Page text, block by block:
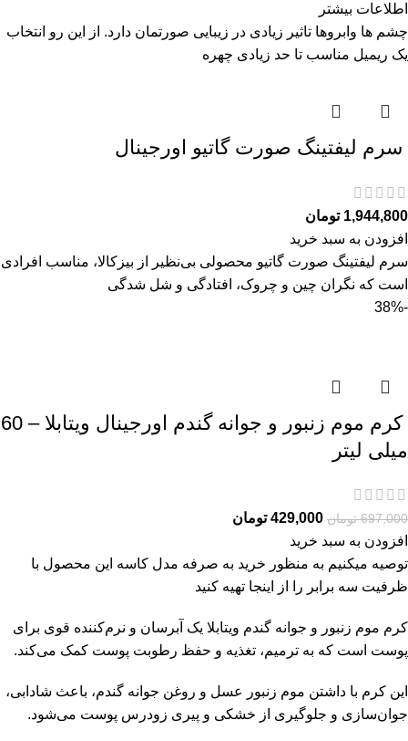
اطلاعات بیشتر
چشم ها وابروها تاثیر زیادی در زیبایی صورتمان دارد. از این رو انتخاب
یک ریمیل مناسب تا حد زیادی چهره
سرم ليفتينگ صورت گاتیو اورجینال
1,944,800 تومان
افزودن به سبد خرید
سرم ليفتينگ صورت گاتیو محصولی بی‌نظیر از بیزکالا، مناسب افرادی
است که نگران چین و چروک، افتادگی و شل‌ شدگی
-38%
کرم موم زنبور و جوانه گندم اورجینال ویتابلا – 60
میلی لیتر
697,000 تومان 429,000 تومان
افزودن به سبد خرید
توصیه میکنیم به منظور خرید به صرفه مدل کاسه این محصول با
ظرفیت سه برابر را از
اینجا تهیه کنید
کرم موم زنبور و جوانه گندم ویتابلا یک آبرسان و نرم‌کننده قوی برای
پوست است که به ترمیم، تغذیه و حفظ رطوبت پوست کمک می‌کند.
این کرم با داشتن موم زنبور عسل و روغن جوانه گندم، باعث شادابی،
جوان‌سازی و جلوگیری از خشکی و پیری زودرس پوست می‌شود.